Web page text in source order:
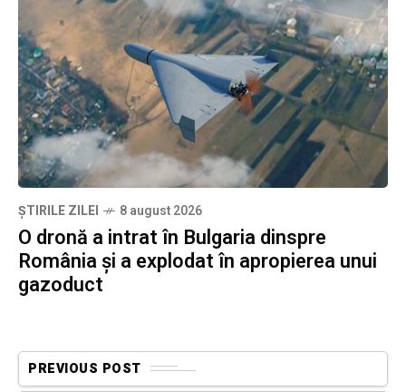
ȘTIRILE ZILEI 8 august 2026
O dronă a intrat în Bulgaria dinspre
România și a explodat în apropierea unui
gazoduct
PREVIOUS POST